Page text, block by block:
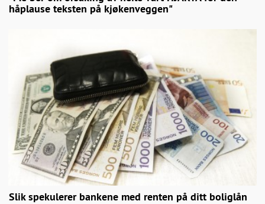
håplause teksten på kjøkenveggen"
Slik spekulerer bankene med renten på ditt boliglån